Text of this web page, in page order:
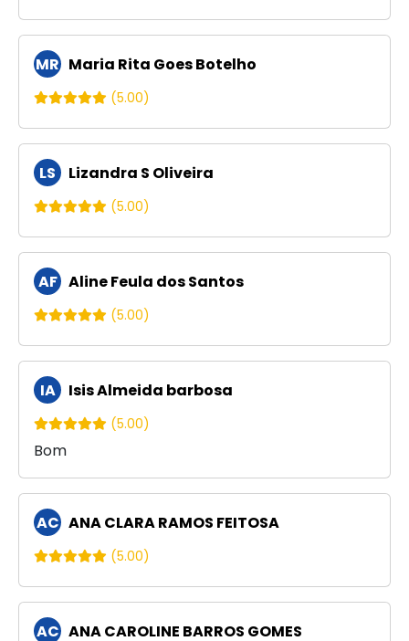
MR Maria Rita Goes Botelho
(5.00)
LS Lizandra S Oliveira
(5.00)
AF Aline Feula dos Santos
(5.00)
IA Isis Almeida barbosa
(5.00)
Bom
AC ANA CLARA RAMOS FEITOSA
(5.00)
AC ANA CAROLINE BARROS GOMES